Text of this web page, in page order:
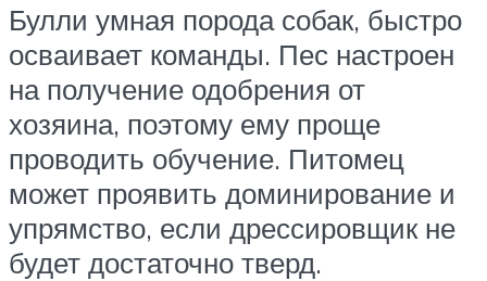
Булли умная порода собак, быстро
осваивает команды. Пес настроен
на получение одобрения от
хозяина, поэтому ему проще
проводить обучение. Питомец
может проявить доминирование и
упрямство, если дрессировщик не
будет достаточно тверд.